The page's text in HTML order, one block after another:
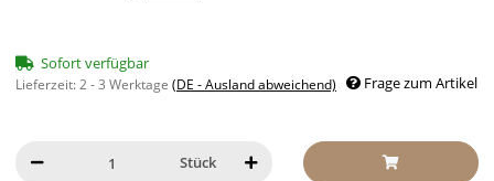
Sofort verfügbar
Lieferzeit:2 - 3 Werktage (DE - Ausland abweichend) Frage zum Artikel
Stück